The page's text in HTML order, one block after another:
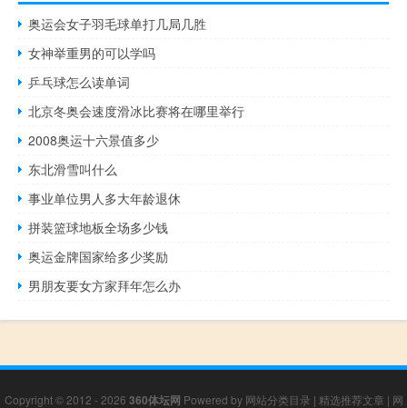
奥运会女子羽毛球单打几局几胜
女神举重男的可以学吗
乒乓球怎么读单词
北京冬奥会速度滑冰比赛将在哪里举行
2008奥运十六景值多少
东北滑雪叫什么
事业单位男人多大年龄退休
拼装篮球地板全场多少钱
奥运金牌国家给多少奖励
男朋友要女方家拜年怎么办
Copyright © 2012 - 2026 360体坛网 Powered by 网站分类目录 | 精选推荐文章 | 网